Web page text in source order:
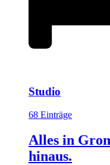
Studio
68 Einträge
Alles in
hinaus.